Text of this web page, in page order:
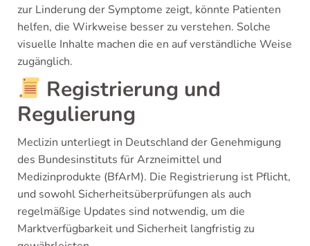
zur Linderung der Symptome zeigt, könnte Patienten
helfen, die Wirkweise besser zu verstehen. Solche
visuelle Inhalte machen die en auf verständliche Weise
zugänglich.
Registrierung und
Regulierung
Meclizin unterliegt in Deutschland der Genehmigung
des Bundesinstituts für Arzneimittel und
Medizinprodukte (BfArM). Die Registrierung ist Pflicht,
und sowohl Sicherheitsüberprüfungen als auch
regelmäßige Updates sind notwendig, um die
Marktverfügbarkeit und Sicherheit langfristig zu